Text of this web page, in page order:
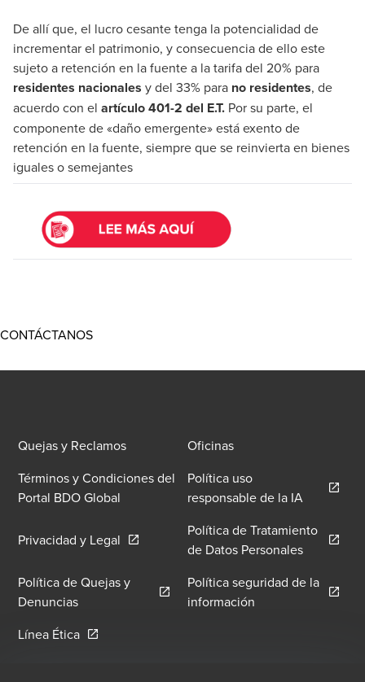
De allí que, el lucro cesante tenga la potencialidad de
incrementar el patrimonio, y consecuencia de ello este
sujeto a retención en la fuente a la tarifa del 20% para
residentes nacionales y del 33% para no residentes, de
acuerdo con el artículo 401-2 del E.T. Por su parte, el
componente de «daño emergente» está exento de
retención en la fuente, siempre que se reinvierta en bienes
iguales o semejantes
CONTÁCTANOSOpens in a new window/tab
Quejas y Reclamos
Oficinas
Términos y Condiciones del
Portal BDO Global
Política uso
responsable de la IA Opens in
Privacidad y Legal Opens in a new window/tab
Política de Tratamiento
de Datos PersonalesOpens in
Política de Quejas y
DenunciasOpens in a new window/tab
Política seguridad de la
información Opens in a new
Línea ÉticaOpens in a new window/tab